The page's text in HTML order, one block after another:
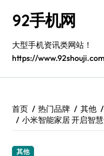
92手机网
大型手机资讯类网站！
https://
首页 热门品牌 其他
小米智能家居 开启智
其他